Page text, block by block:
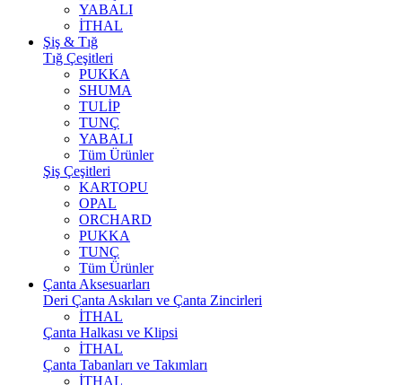
YABALI
İTHAL
Şiş & Tığ
Tığ Çeşitleri
PUKKA
SHUMA
TULİP
TUNÇ
YABALI
Tüm Ürünler
Şiş Çeşitleri
KARTOPU
OPAL
ORCHARD
PUKKA
TUNÇ
Tüm Ürünler
Çanta Aksesuarları
Deri Çanta Askıları ve Çanta Zincirleri
İTHAL
Çanta Halkası ve Klipsi
İTHAL
Çanta Tabanları ve Takımları
İTHAL